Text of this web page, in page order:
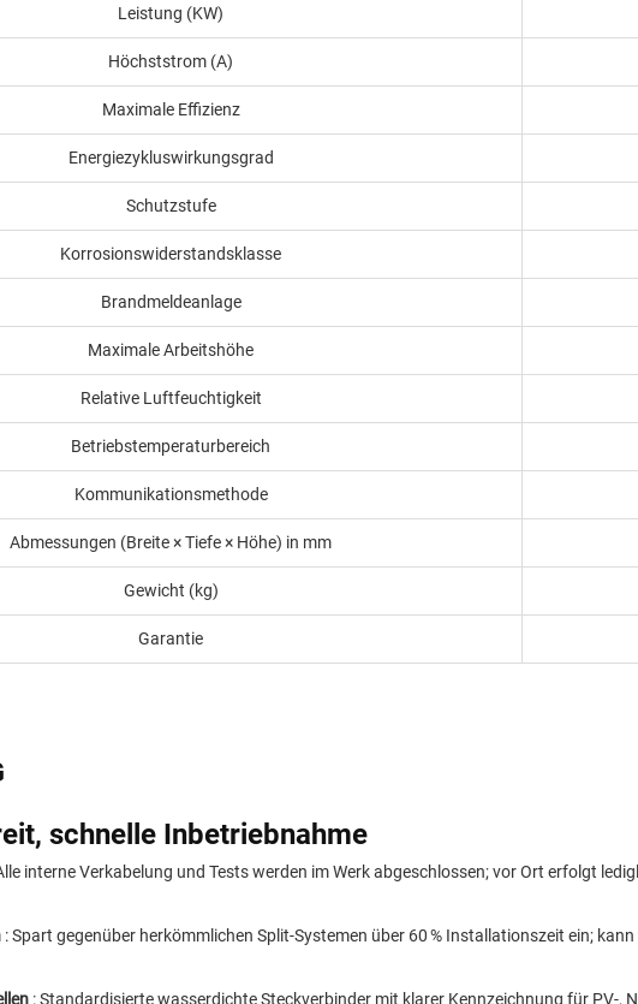
Leistung (KW)
Höchststrom (A)
Maximale Effizienz
Energiezykluswirkungsgrad
Schutzstufe
Korrosionswiderstandsklasse
Brandmeldeanlage
Maximale Arbeitshöhe
Relative Luftfeuchtigkeit
Betriebstemperaturbereich
Kommunikationsmethode
Abmessungen (Breite × Tiefe × Höhe) in mm
Gewicht (kg)
Garantie
schnelle Inbetriebnahme
interne Verkabelung und Tests werden im Werk abgeschlossen; vor Ort erfolgt
: Spart gegenüber herkömmlichen Split-Systemen über 60 % Installationszeit ein;
: Standardisierte wasserdichte Steckverbinder mit klarer Kennzeichnung für PV-,